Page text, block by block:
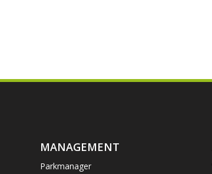
MANAGEMENT
Parkmanager